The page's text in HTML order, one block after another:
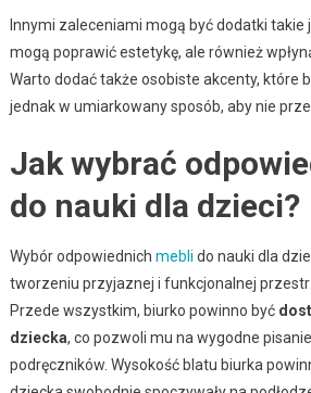
Innymi zaleceniami mogą być dodatki takie
mogą poprawić estetykę, ale również
Warto dodać także osobiste akcenty, które
jednak w umiarkowany sposób, aby nie
Jak wybrać
do nauki dla dzieci?
Wybór odpowiednich mebli do nauki dla
tworzeniu przyjaznej i funkcjonalnej
Przede wszystkim, biurko powinno być
dziecka, co pozwoli mu na wygodne
podręczników. Wysokość blatu biurka